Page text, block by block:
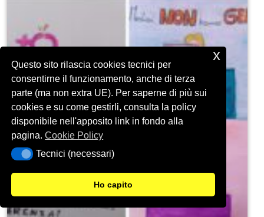
Questo sito rilascia cookies tecnici per
consentirne il funzionamento, anche di terza
parte (ma non extra UE). Per saperne di più sui
cookies e su come gestirli, consulta la policy
disponibile nell'apposito link in fondo alla
pagina.Cookie Policy
Tecnici (necessari)
Tecnici (necessari)
Ho capito
x